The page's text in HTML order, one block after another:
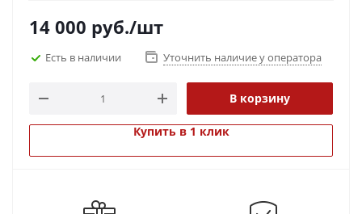
14 000 руб./шт
Есть в наличии Уточнить наличие у оператора
В корзину
Купить в 1 клик